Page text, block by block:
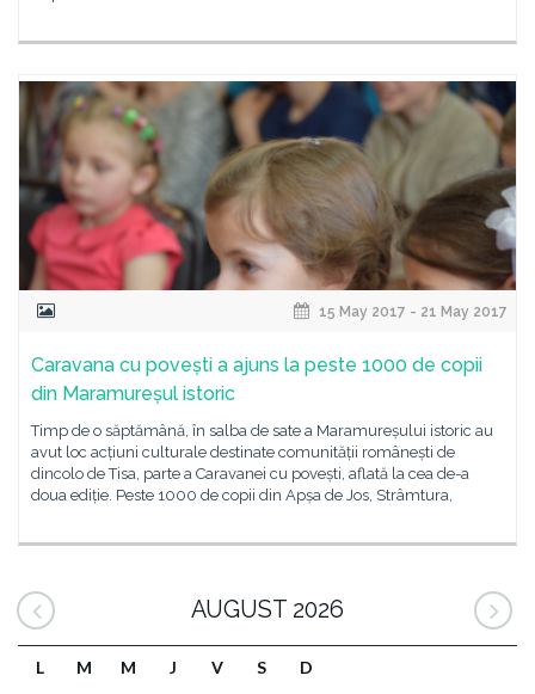
15 May 2017 - 21 May 2017
Caravana cu povești a ajuns la peste 1000 de copii
din Maramureșul istoric
Timp de o săptămână, în salba de sate a Maramureșului istoric au
avut loc acțiuni culturale destinate comunității românești de
dincolo de Tisa, parte a Caravanei cu povești, aflată la cea de-a
doua ediție. Peste 1000 de copii din Apșa de Jos, Strâmtura,
AUGUST 2026
L M M J V S D